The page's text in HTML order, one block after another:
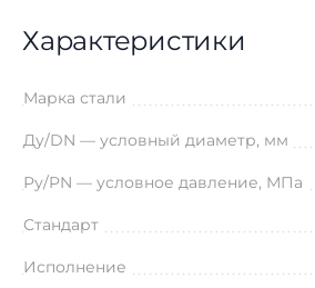
Характеристики
Марка стали
Ду/DN — условный диаметр, мм
Ру/PN — условное давление, МПа
Стандарт
Исполнение